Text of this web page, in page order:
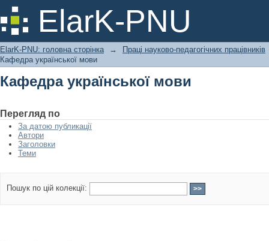
ElarK-PNU
Кафедра української мови
ElarK-PNU: головна сторінка →
Праці науково-педагогічних працівників
Кафедра української мови
Кафедра української мови
Перегляд по
За датою публикації
Автори
Заголовки
Теми
Пошук по цій колекції: